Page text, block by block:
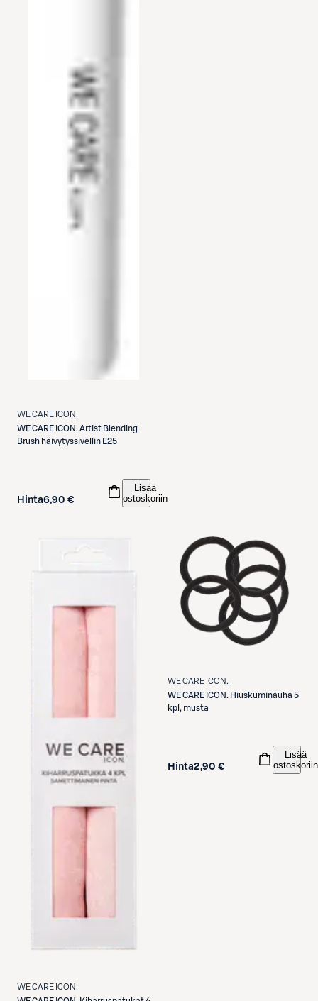
WE CARE ICON.
WE CARE ICON. Artist Blending
Brush häivytyssivellin E25
Hinta6,90 €
Lisää
ostoskoriin
WE CARE ICON.
WE CARE ICON.
WE CARE ICON. Hiuskuminauha 5
kpl, musta
Hinta2,90 €
Lisää
ostoskoriin